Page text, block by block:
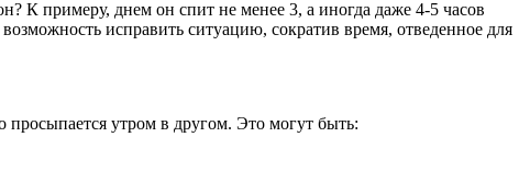
К примеру, днем он спит не менее 3, а иногда даже 4-5 часов
исправить ситуацию, сократив время, отведенное для
утром в другом. Это могут быть: